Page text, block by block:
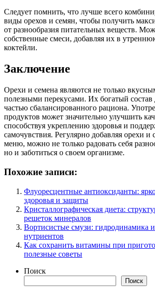
Следует помнить, что лучше всего
виды орехов и семян, чтобы получить
от разнообразия питательных веществ.
собственные смеси, добавляя их в
коктейли.
Заключение
Орехи и семена являются не только
полезными перекусами. Их богатый состав
частью сбалансированного рациона.
продуктов может значительно улучшить
способствуя укреплению здоровья и
самочувствия. Регулярно добавляя орехи и
меню, можно не только радовать себя
но и заботиться о своем организме.
Похожие записи:
Флуоресцентные антиоксиданты:
здоровья и защиты
Кристаллографическая диета:
решеток минералов
Вортисистые смузи: гидродинамика
нутриентов
Как сохранить витамины при
полезные советы
Поиск
Поиск